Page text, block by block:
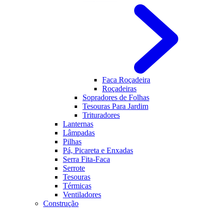
Faca Roçadeira
Roçadeiras
Sopradores de Folhas
Tesouras Para Jardim
Trituradores
Lanternas
Lâmpadas
Pilhas
Pá, Picareta e Enxadas
Serra Fita-Faca
Serrote
Tesouras
Térmicas
Ventiladores
Construção